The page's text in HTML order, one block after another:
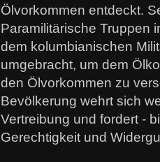
Ölvorkommen entdeckt.
Paramilitärische Truppen
dem kolumbianischen
umgebracht, um dem
den Ölvorkommen zu
Bevölkerung wehrt sich
Vertreibung und fordert -
Gerechtigkeit und